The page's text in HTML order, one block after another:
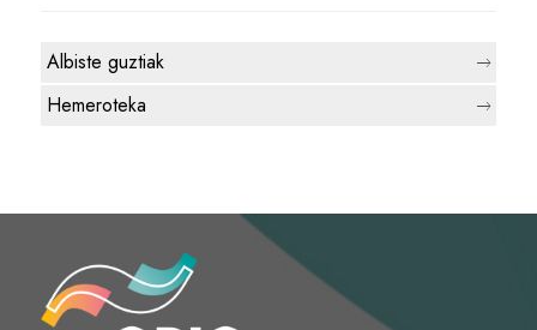
Albiste guztiak
Hemeroteka